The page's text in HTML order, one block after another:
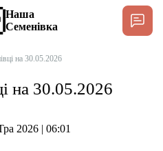
Наша
Семенівка
на 30.05.2026
на 30.05.2026
2026 | 06:01